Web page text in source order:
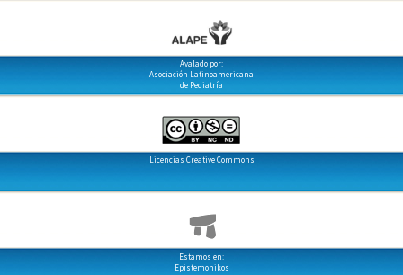
Avalado por:
Asociación Latinoamericana
de Pediatría
Licencias Creative Commons
Estamos en:
Epistemonikos